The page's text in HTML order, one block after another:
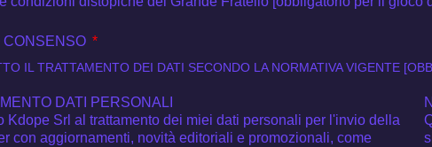
CONSENSO
IL TRATTAMENTO DEI DATI SECONDO LA NORMATIVA VIGENTE
DATI PERSONALI
Kdope Srl al trattamento dei miei dati personali per l'invio della
con aggiornamenti, novità editoriali e promozionali, come